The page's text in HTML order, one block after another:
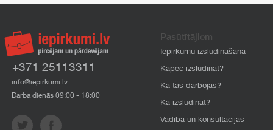
+371 25113311
info@iepirkumi.lv
Darba dienās 09:00 - 18:00
Pasūtītājiem
Iepirkumu izsludināšana
Kāpēc izsludināt?
Kā tas darbojas?
Kā izsludināt?
Vadība un konsultācijas